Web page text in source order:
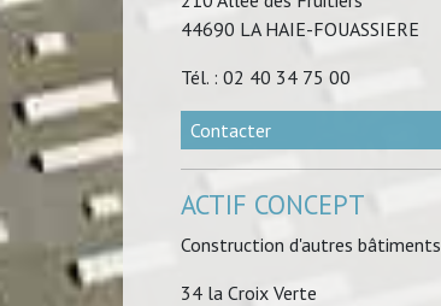
44690 LA HAIE-FOUASSIERE
Tél. : 02 40 34 75 00
Contacter
ACTIF CONCEPT
Construction d'autres bâtiments
34 la Croix Verte